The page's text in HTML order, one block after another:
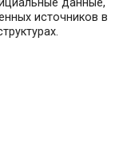
данные,
источников в